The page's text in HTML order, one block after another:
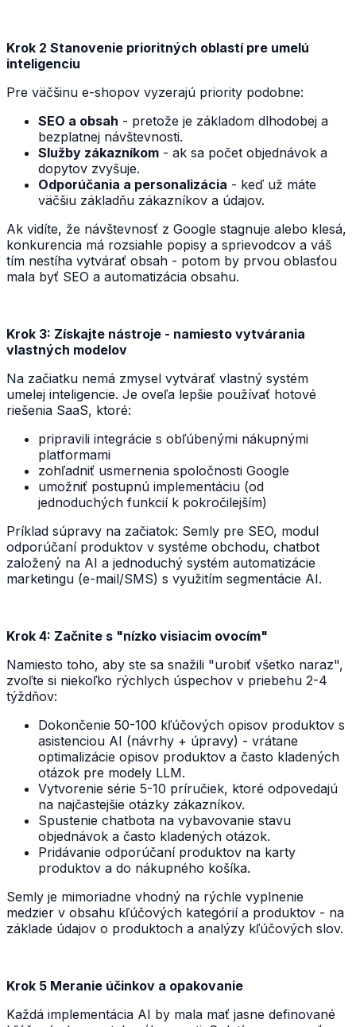
Krok 2 Stanovenie prioritných oblastí pre umelú
inteligenciu
Pre väčšinu e-shopov vyzerajú priority podobne:
SEO a obsah - pretože je základom dlhodobej a
bezplatnej návštevnosti.
Služby zákazníkom - ak sa počet objednávok a
dopytov zvyšuje.
Odporúčania a personalizácia - keď už máte
väčšiu základňu zákazníkov a údajov.
Ak vidíte, že návštevnosť z Google stagnuje alebo klesá,
konkurencia má rozsiahle popisy a sprievodcov a váš
tím nestíha vytvárať obsah - potom by prvou oblasťou
mala byť SEO a automatizácia obsahu.
Krok 3: Získajte nástroje - namiesto vytvárania
vlastných modelov
Na začiatku nemá zmysel vytvárať vlastný systém
umelej inteligencie. Je oveľa lepšie používať hotové
riešenia SaaS, ktoré:
pripravili integrácie s obľúbenými nákupnými
platformami
zohľadniť usmernenia spoločnosti Google
umožniť postupnú implementáciu (od
jednoduchých funkcií k pokročilejším)
Príklad súpravy na začiatok: Semly pre SEO, modul
odporúčaní produktov v systéme obchodu, chatbot
založený na AI a jednoduchý systém automatizácie
marketingu (e-mail/SMS) s využitím segmentácie AI.
Krok 4: Začnite s "nízko visiacim ovocím"
Namiesto toho, aby ste sa snažili "urobiť všetko naraz",
zvoľte si niekoľko rýchlych úspechov v priebehu 2-4
týždňov:
Dokončenie 50-100 kľúčových opisov produktov s
asistenciou AI (návrhy + úpravy) - vrátane
optimalizácie opisov produktov a často kladených
otázok pre modely LLM.
Vytvorenie série 5-10 príručiek, ktoré odpovedajú
na najčastejšie otázky zákazníkov.
Spustenie chatbota na vybavovanie stavu
objednávok a často kladených otázok.
Pridávanie odporúčaní produktov na karty
produktov a do nákupného košíka.
Semly je mimoriadne vhodný na rýchle vyplnenie
medzier v obsahu kľúčových kategórií a produktov - na
základe údajov o produktoch a analýzy kľúčových slov.
Krok 5 Meranie účinkov a opakovanie
Každá implementácia AI by mala mať jasne definované